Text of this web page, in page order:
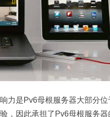
力是Pv6母根服务器大部分位
，因此承担了Pv6母根服务